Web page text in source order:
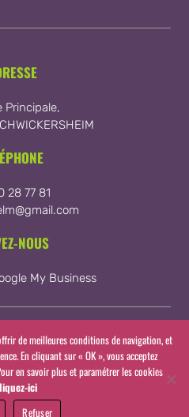
Principale,
28 77 81
NOUS
My Business
et politique de confidentialité
de meilleures conditions de navigation, et
En cliquant sur « OK », vous acceptez
en savoir plus et paramétrer les cookies
ici
Refuser